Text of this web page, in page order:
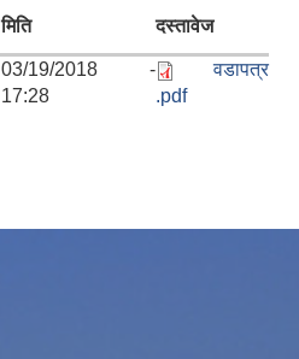
मिति दस्तावेज
03/19/2018 -
17:28
वडापत्र
.pdf